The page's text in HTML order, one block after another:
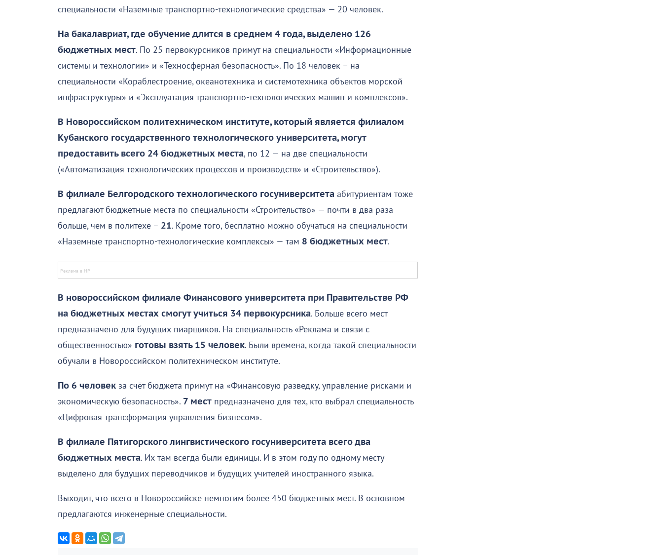
специальности «Наземные транспортно-технологические средства» — 20 человек.
На бакалавриат, где обучение длится в среднем 4 года, выделено 126
бюджетных мест. По 25 первокурсников примут на специальности «Информационные
системы и технологии» и «Техносферная безопасность». По 18 человек – на
специальности «Кораблестроение, океанотехника и системотехника объектов морской
инфраструктуры» и «Эксплуатация транспортно-технологических машин и комплексов».
В Новороссийском политехническом институте, который является филиалом
Кубанского государственного технологического университета, могут
предоставить всего 24 бюджетных места, по 12 — на две специальности
(«Автоматизация технологических процессов и производств» и «Строительство»).
В филиале Белгородского технологического госуниверситета абитуриентам тоже
предлагают бюджетные места по специальности «Строительство» — почти в два раза
больше, чем в политехе – 21. Кроме того, бесплатно можно обучаться на специальности
«Наземные транспортно-технологические комплексы» — там 8 бюджетных мест.
В новороссийском филиале Финансового университета при Правительстве РФ
на бюджетных местах смогут учиться 34 первокурсника. Больше всего мест
предназначено для будущих пиарщиков. На специальность «Реклама и связи с
общественностью» готовы взять 15 человек. Были времена, когда такой специальности
обучали в Новороссийском политехническом институте.
По 6 человек за счёт бюджета примут на «Финансовую разведку, управление рисками и
экономическую безопасность». 7 мест предназначено для тех, кто выбрал специальность
«Цифровая трансформация управления бизнесом».
В филиале Пятигорского лингвистического госуниверситета всего два
бюджетных места. Их там всегда были единицы. И в этом году по одному месту
выделено для будущих переводчиков и будущих учителей иностранного языка.
Выходит, что всего в Новороссийске немногим более 450 бюджетных мест. В основном
предлагаются инженерные специальности.